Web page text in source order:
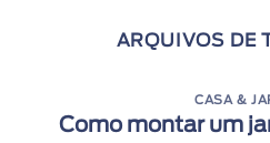
ARQUIVOS DE
CASA &
Como montar um